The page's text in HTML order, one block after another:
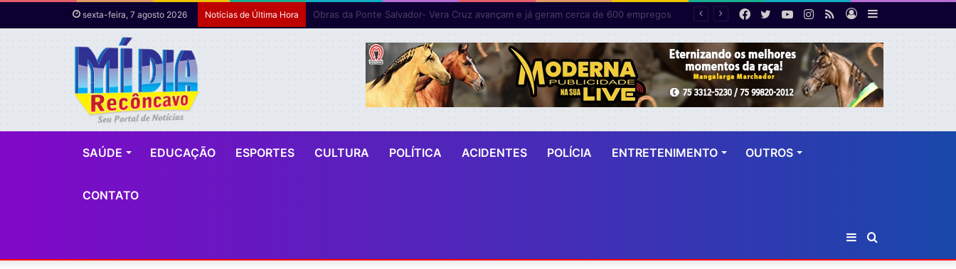
sexta-feira, 7 agosto 2026 Notícias de Última Hora
Barra
Lateral
Entrar
RSS
Instagram
YouTube
Twitter
Facebook
SAÚDE EDUCAÇÃO ESPORTES CULTURA POLÍTICA ACIDENTES POLÍCIA ENTRETENIMENTO OUTROS
CONTATO
Barra